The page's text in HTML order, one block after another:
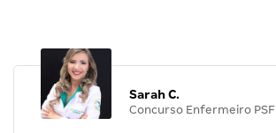
Sarah C.
Concurso Enfermeiro PSF